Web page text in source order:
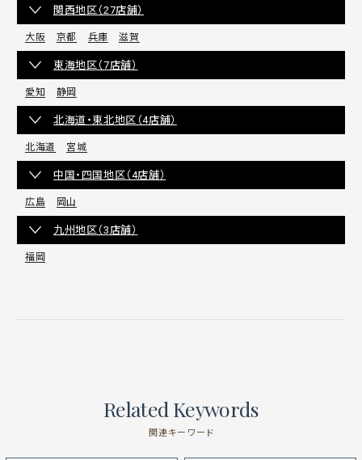
関西地区（27店舗）
大阪 京都 兵庫 滋賀
東海地区（7店舗）
愛知 静岡
北海道・東北地区（4店舗）
北海道 宮城
中国・四国地区（4店舗）
広島 岡山
九州地区（3店舗）
福岡
Related Keywords
関連キーワード